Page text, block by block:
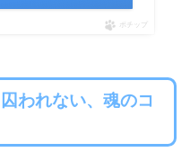
ポチップ
われない、魂のコ